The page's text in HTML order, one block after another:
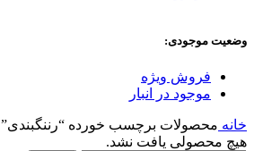
وضعیت موجودی:
فروش ویژه
موجود در انبار
خانه محصولات برچسب خورده “رننگبندی”
هیچ محصولی یافت نشد.